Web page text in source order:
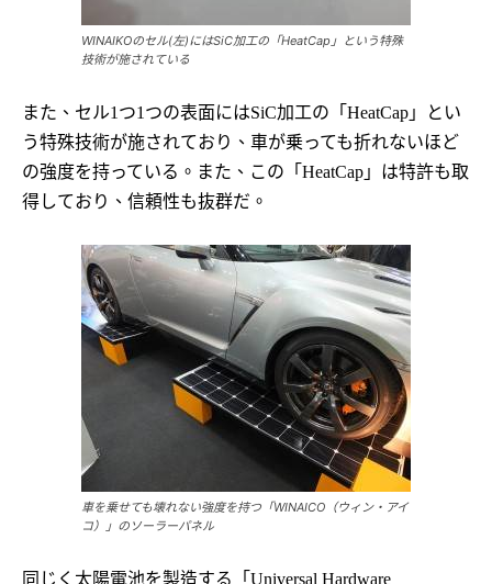
WINAIKOのセル(左)にはSiC加工の「HeatCap」という特殊
技術が施されている
また、セル1 つ1 つの表面にはSiC加工の「HeatCap 」とい
う特殊技術が施されており、車が乗っても折れないほど
の強度を持っている。 また、この「HeatCap 」は特許も取
得しており、信頼性も抜群だ。
車を乗せても壊れない強度を持つ「WINAICO（ウィン・アイ
コ）」のソーラーパネル
同じく太陽電池を製造する「Universal Hardware